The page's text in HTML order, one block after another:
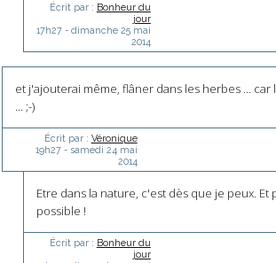
Écrit par : Bonheur du
jour
17h27- dimanche 25 mai
2014
et j'ajouterai même, flâner dans les herbes ... car
... ;-)
Écrit par : Véronique
19h27- samedi 24 mai
2014
Etre dans la nature, c'est dès que je peux. Et
possible !
Écrit par : Bonheur du
jour